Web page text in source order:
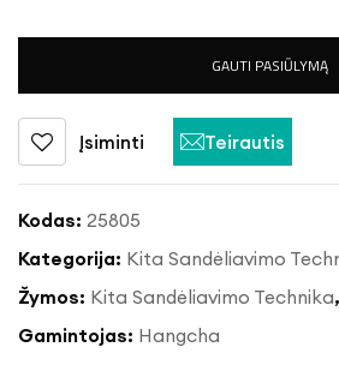
GAUTI PASIŪLYMĄ
Įsiminti Teirautis
Kodas: 25805
Kategorija: Kita Sandėliavimo
Žymos: Kita Sandėliavimo Technika,
Gamintojas: Hangcha